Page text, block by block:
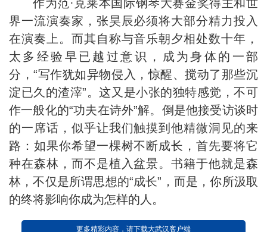
作为范·克莱本国际钢琴大赛金奖得主和世
界一流演奏家，张昊辰必须将大部分精力投入
在演奏上。而其自称与音乐朝夕相处数十年，
太多经验早已越过意识，成为身体的一部
分，“写作犹如异物侵入，惊醒、搅动了那些沉
淀已久的渣滓”。这又是小张的独特感觉，不可
作一般化的“功夫在诗外”解。倒是他接受访谈时
的一席话，似乎让我们触摸到他精微洞见的来
路：如果你希望一棵树不断成长，首先要将它
种在森林，而不是植入盆景。书籍于他就是森
林，不仅是所谓思想的“成长”，而是，你所汲取
的终将影响你成为怎样的人。
更多精彩内容，请下载大武汉客户端